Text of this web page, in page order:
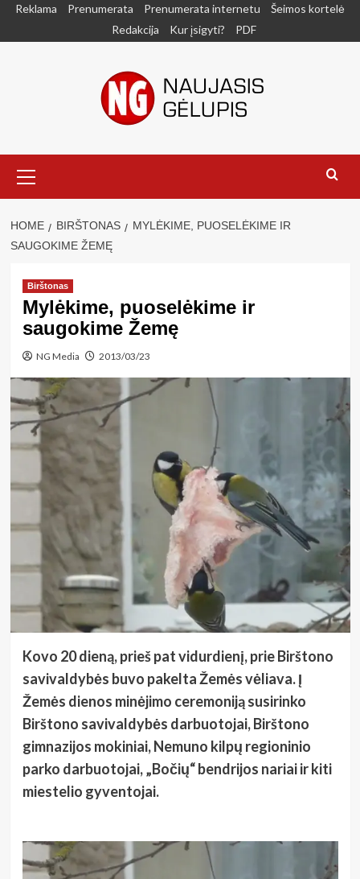
SkipReklama Prenumerata Prenumerata internetu
Šeimos kortelė
Redakcija
Kur įsigyti? PDF
Menu
HOME BIRŠTONAS
MYLĖKIME, PUOSELĖKIME IR
SAUGOKIME ŽEMĘ
Birštonas
Mylėkime, puoselėkime ir
saugokime Žemę
NG Media 2013/03/23
Kovo 20 dieną, prieš pat vidurdienį, prie Birštono
savivaldybės buvo pakelta Žemės vėliava. Į
Žemės dienos minėjimo ceremoniją susirinko
Birštono savivaldybės darbuotojai, Birštono
gimnazijos mokiniai, Nemuno kilpų regioninio
parko darbuotojai, „Bočių“ bendrijos nariai ir kiti
miestelio gyventojai.